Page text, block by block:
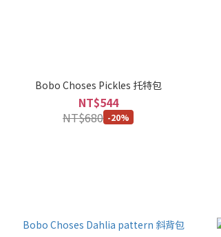
Bobo Choses Pickles 托特包
NT$544
NT$680 -20%